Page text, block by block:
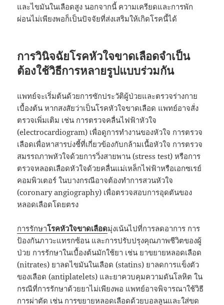
และไขมันในเลือดสูง นอกจากนี้ ความเครียดและการพัก
ผ่อนไม่เพียงพอก็เป็นปัจจัยที่ส่งเสริมให้เกิดโรคนี้ได้
การวินิจฉัยโรคหัวใจขาดเลือดจำเป็น
ต้องใช้วิธีการหลายรูปแบบร่วมกัน
แพทย์จะเริ่มต้นด้วยการซักประวัติผู้ป่วยและตรวจร่างกาย
เบื้องต้น หากสงสัยว่าเป็นโรคหัวใจขาดเลือด แพทย์อาจสั่ง
ตรวจเพิ่มเติม เช่น การตรวจคลื่นไฟฟ้าหัวใจ
(electrocardiogram) เพื่อดูการทำงานของหัวใจ การตรวจ
เลือดเพื่อหาสารบ่งชี้ที่เกี่ยวข้องกับกล้ามเนื้อหัวใจ การตรวจ
สมรรถภาพหัวใจด้วยการวิ่งสายพาน (stress test) หรือการ
ตรวจหลอดเลือดหัวใจด้วยคลื่นแม่เหล็กไฟฟ้าหรือเอกซเรย์
คอมพิวเตอร์ ในบางกรณีอาจต้องทำการสวนหัวใจ
(coronary angiography) เพื่อตรวจสอบการอุดตันของ
หลอดเลือดโดยตรง
การรักษาโรคหัวใจขาดเลือดมุ่งเน้นไปที่การลดอาการ การ
ป้องกันภาวะแทรกซ้อน และการปรับปรุงคุณภาพชีวิตของผู้
ป่วย การรักษาในเบื้องต้นมักใช้ยา เช่น ยาขยายหลอดเลือด
(nitrates) ยาลดไขมันในเลือด (statins) ยาลดการแข็งตัว
ของเลือด (antiplatelets) และยาควบคุมความดันโลหิต ใน
กรณีที่การรักษาด้วยยาไม่เพียงพอ แพทย์อาจพิจารณาใช้วิธี
การผ่าตัด เช่น การขยายหลอดเลือดด้วยบอลลูนและใส่ขด